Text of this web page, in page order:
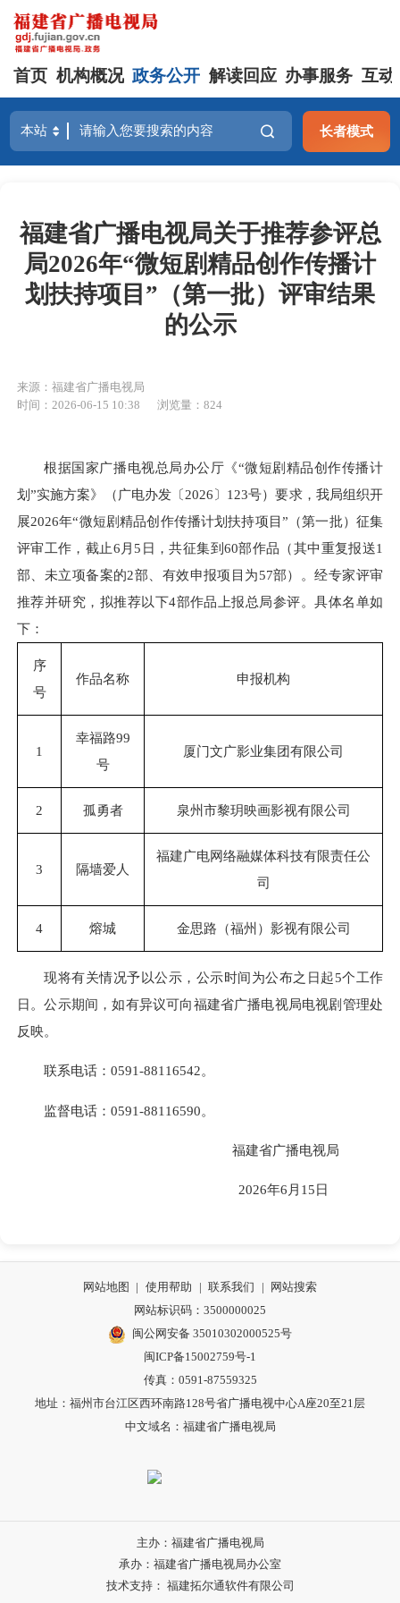
首页 机构概况 政务公开 解读回应 办事服务 互动
长者模式
福建省广播电视局关于推荐参评总
局2026年“微短剧精品创作传播计
划扶持项目”（第一批）评审结果
的公示
来源：福建省广播电视局
时间：2026-06-15 10:38
浏览量：824
根据国家广播电视总局办公厅《“微短剧精品创作传播计
划”实施方案》（广电办发〔2026〕123号）要求，我局组织开
展2026年“微短剧精品创作传播计划扶持项目”（第一批）征集
评审工作，截止6月5日，共征集到60部作品（其中重复报送1
部、未立项备案的2部、有效申报项目为57部）。经专家评审
推荐并研究，拟推荐以下4部作品上报总局参评。具体名单如
下：
序
号
作品名称 申报机构
1
幸福路99
号
厦门文广影业集团有限公司
2 孤勇者 泉州市黎玥映画影视有限公司
3 隔墙爱人
福建广电网络融媒体科技有限责任公
司
4 熔城 金思路（福州）影视有限公司
现将有关情况予以公示，公示时间为公布之日起5个工作
日。公示期间，如有异议可向福建省广播电视局电视剧管理处
反映。
联系电话：0591-88116542。
监督电话：0591-88116590。
福建省广播电视局
2026年6月15日
网站地图 | 使用帮助 | 联系我们 |
网站搜索
网站标识码：3500000025
闽公网安备 35010302000525号
闽ICP备15002759号-1
传真：0591-87559325
地址：福州市台江区西环南路128号省广播电视中心A座20至21层
中文域名：福建省广播电视局
主办：福建省广播电视局
承办：福建省广播电视局办公室
技术支持： 福建拓尔通软件有限公司